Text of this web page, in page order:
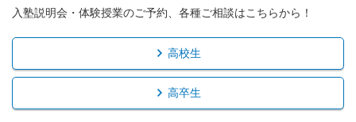
入塾説明会・体験授業のご予約、各種ご相談はこちらから！
高校生
高卒生